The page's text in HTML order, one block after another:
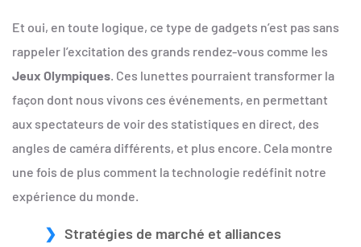
Et oui, en toute logique, ce type de gadgets n’est pas sans
rappeler l’excitation des grands rendez-vous comme les
Jeux Olympiques. Ces lunettes pourraient transformer la
façon dont nous vivons ces événements, en permettant
aux spectateurs de voir des statistiques en direct, des
angles de caméra différents, et plus encore. Cela montre
une fois de plus comment la technologie redéfinit notre
expérience du monde.
Stratégies de marché et alliances